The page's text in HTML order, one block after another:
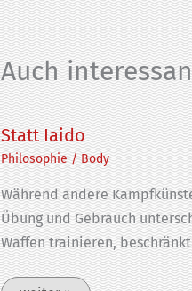
Auch
Statt Iaido
Philosophie/Body
Während andere
Übung und Gebrauch
Waffen trainieren,